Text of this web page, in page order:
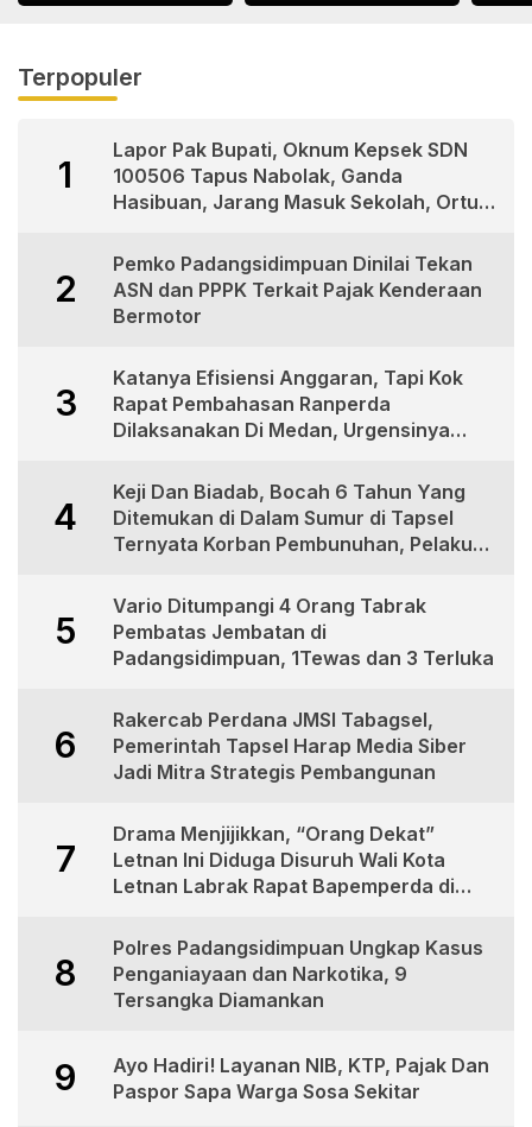
Terpopuler
1
Lapor Pak Bupati, Oknum Kepsek SDN
100506 Tapus Nabolak, Ganda
Hasibuan, Jarang Masuk Sekolah, Ortu
2
Pemko Padangsidimpuan Dinilai Tekan
ASN dan PPPK Terkait Pajak Kenderaan
Bermotor
3
Katanya Efisiensi Anggaran, Tapi Kok
Rapat Pembahasan Ranperda
Dilaksanakan Di Medan, Urgensinya
4
Keji Dan Biadab, Bocah 6 Tahun Yang
Ditemukan di Dalam Sumur di Tapsel
Ternyata Korban Pembunuhan, Pelaku
5
Vario Ditumpangi 4 Orang Tabrak
Pembatas Jembatan di
Padangsidimpuan, 1Tewas dan 3 Terluka
6
Rakercab Perdana JMSI Tabagsel,
Pemerintah Tapsel Harap Media Siber
Jadi Mitra Strategis Pembangunan
7
Drama Menjijikkan, “Orang Dekat”
Letnan Ini Diduga Disuruh Wali Kota
Letnan Labrak Rapat Bapemperda di
8
Polres Padangsidimpuan Ungkap Kasus
Penganiayaan dan Narkotika, 9
Tersangka Diamankan
9
Ayo Hadiri! Layanan NIB, KTP, Pajak Dan
Paspor Sapa Warga Sosa Sekitar